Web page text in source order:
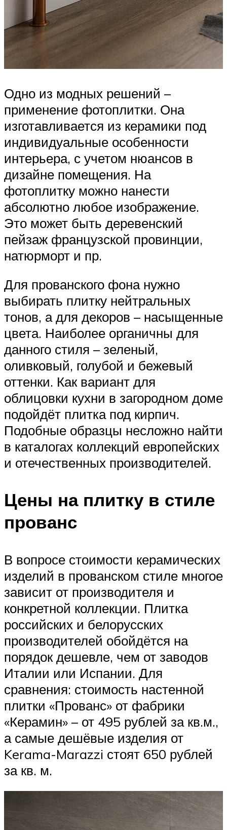
Одно из модных решений –
применение фотоплитки. Она
изготавливается из керамики под
индивидуальные особенности
интерьера, с учетом нюансов в
дизайне помещения. На
фотоплитку можно нанести
абсолютно любое изображение.
Это может быть деревенский
пейзаж французской провинции,
натюрморт и пр.
Для прованского фона нужно
выбирать плитку нейтральных
тонов, а для декоров – насыщенные
цвета. Наиболее органичны для
данного стиля – зеленый,
оливковый, голубой и бежевый
оттенки. Как вариант для
облицовки кухни в загородном доме
подойдёт плитка под кирпич.
Подобные образцы несложно найти
в каталогах коллекций европейских
и отечественных производителей.
Цены на плитку в стиле
прованс
В вопросе стоимости керамических
изделий в прованском стиле многое
зависит от производителя и
конкретной коллекции. Плитка
российских и белорусских
производителей обойдётся на
порядок дешевле, чем от заводов
Италии или Испании. Для
сравнения: стоимость настенной
плитки «Прованс» от фабрики
«Керамин» – от 495 рублей за кв.м.,
а самые дешёвые изделия от
Kerama-Marazzi стоят 650 рублей
за кв. м.